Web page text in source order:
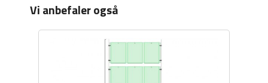
Vi anbefaler også